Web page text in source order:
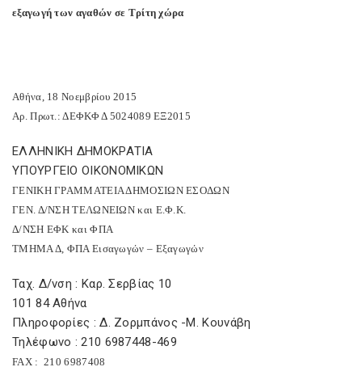
εξαγωγή των αγαθών σε Τρίτη χώρα
Αθήνα, 18 Νοεμβρίου 2015
Αρ. Πρωτ.: ΔΕΦΚΦ Δ 5024089 ΕΞ2015
ΕΛΛΗΝΙΚΗ ΔΗΜΟΚΡΑΤΙΑ
ΥΠΟΥΡΓΕΙΟ ΟΙΚΟΝΟΜΙΚΩΝ
ΓΕΝΙΚΗ ΓΡΑΜΜΑΤΕΙΑ ΔΗΜΟΣΙΩΝ ΕΣΟΔΩΝ
ΓΕΝ. Δ/ΝΣΗ ΤΕΛΩΝΕΙΩΝ και Ε.Φ.Κ.
Δ/ΝΣΗ ΕΦΚ και ΦΠΑ
ΤΜΗΜΑ Δ, ΦΠΑ Εισαγωγών – Εξαγωγών
Ταχ. Δ/νση : Καρ. Σερβίας 10
101 84 Αθήνα
Πληροφορίες : Δ. Ζορμπάνος -Μ. Κουνάβη
Τηλέφωνο : 210 6987448-469
FAX: 210 6987408